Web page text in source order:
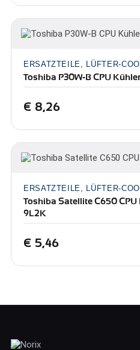
ERSATZTEILE, LÜFTER-
Toshiba P30W-B CPU
€ 8,26
ERSATZTEILE, LÜFTER-
Toshiba Satellite C650
9L2K
€ 5,46